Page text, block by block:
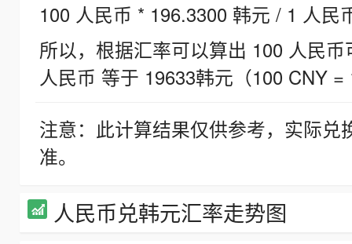
100 人民币 * 196.3300 韩元 / 1 人民
所以，根据汇率可以算出 100 人民
人民币 等于 19633韩元（100 CNY =
注意：此计算结果仅供参考，实际
准。
人民币兑韩元汇率走势图